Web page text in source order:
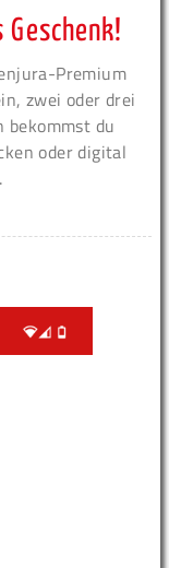
Premium
zwei oder drei
bekommst du
oder digital